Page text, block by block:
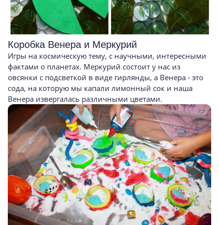
Коробка Венера и Меркурий
Игры на космическую тему, с научными, интересными
фактами о планетах. Меркурий состоит у нас из
овсянки с подсветкой в виде гирлянды, а Венера - это
сода, на которую мы капали лимонный сок и наша
Венера извергалась различными цветами.